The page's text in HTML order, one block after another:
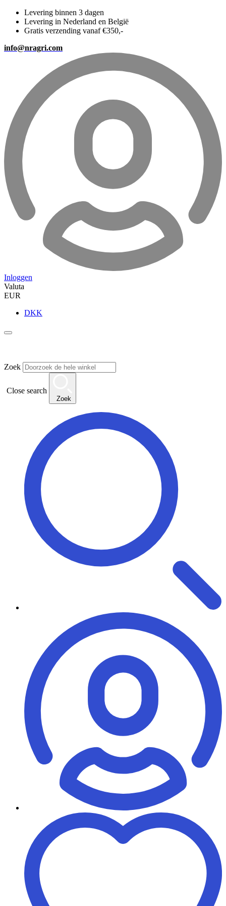
Levering binnen 3 dagen
Levering in Nederland en België
Gratis verzending vanaf €350,-
info@nragri.com
Inloggen
Valuta
EUR
DKK
Zoek
Close search
Zoek